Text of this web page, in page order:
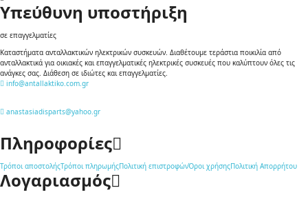
Υπεύθυνη υποστήριξη
σε επαγγελματίες
Καταστήματα ανταλλακτικών ηλεκτρικών συσκευών. Διαθέτουμε τεράστια ποικιλία από
ανταλλακτικά για οικιακές και επαγγελματικές ηλεκτρικές συσκευές που καλύπτουν όλες τις
ανάγκες σας. Διάθεση σε ιδιώτες και επαγγελματίες.
info@antallaktiko.com.gr
anastasiadisparts@yahoo.gr
Πληροφορίες
Τρόποι αποστολήςΤρόποι πληρωμήςΠολιτική επιστροφώνΌροι χρήσηςΠολιτική Απορρήτου
Λογαριασμός